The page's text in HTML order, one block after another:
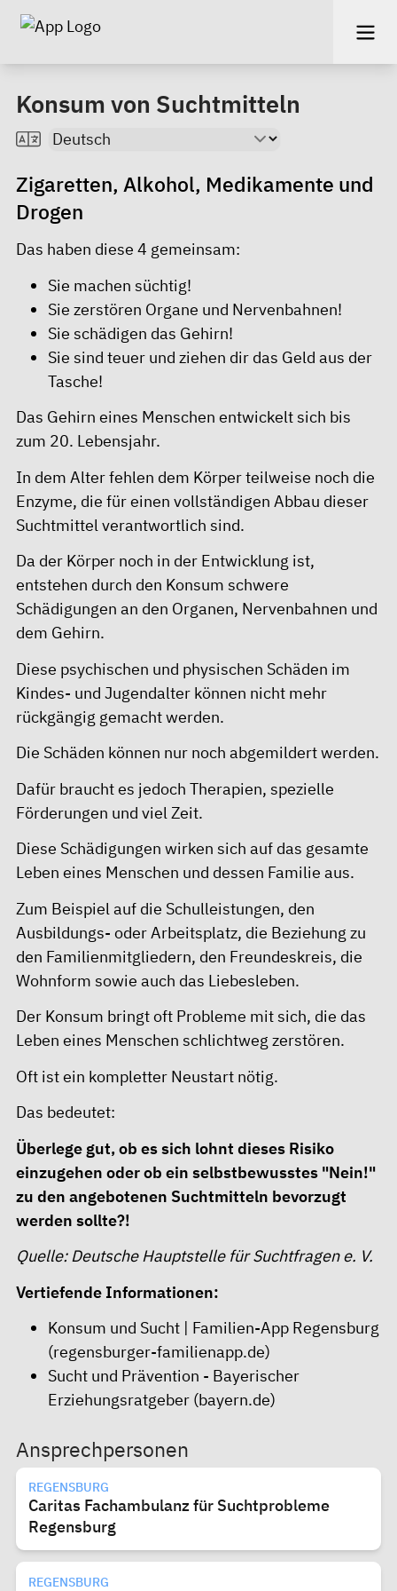
Konsum von Suchtmitteln
Zigaretten, Alkohol, Medikamente und
Drogen
Das haben diese 4 gemeinsam:
Sie machen süchtig!
Sie zerstören Organe und Nervenbahnen!
Sie schädigen das Gehirn!
Sie sind teuer und ziehen dir das Geld aus der
Tasche!
Das Gehirn eines Menschen entwickelt sich bis
zum 20. Lebensjahr.
In dem Alter fehlen dem Körper teilweise noch die
Enzyme, die für einen vollständigen Abbau dieser
Suchtmittel verantwortlich sind.
Da der Körper noch in der Entwicklung ist,
entstehen durch den Konsum schwere
Schädigungen an den Organen, Nervenbahnen und
dem Gehirn.
Diese psychischen und physischen Schäden im
Kindes- und Jugendalter können nicht mehr
rückgängig gemacht werden.
Die Schäden können nur noch abgemildert werden.
Dafür braucht es jedoch Therapien, spezielle
Förderungen und viel Zeit.
Diese Schädigungen wirken sich auf das gesamte
Leben eines Menschen und dessen Familie aus.
Zum Beispiel auf die Schulleistungen, den
Ausbildungs- oder Arbeitsplatz, die Beziehung zu
den Familienmitgliedern, den Freundeskreis, die
Wohnform sowie auch das Liebesleben.
Der Konsum bringt oft Probleme mit sich, die das
Leben eines Menschen schlichtweg zerstören.
Oft ist ein kompletter Neustart nötig.
Das bedeutet:
Überlege gut, ob es sich lohnt dieses Risiko
einzugehen oder ob ein selbstbewusstes "Nein!"
zu den angebotenen Suchtmitteln bevorzugt
werden sollte?!
Quelle: Deutsche Hauptstelle für Suchtfragen e. V.
Vertiefende Informationen:
Konsum und Sucht | Familien-App Regensburg
(regensburger-familienapp.de)
Sucht und Prävention - Bayerischer
Erziehungsratgeber (bayern.de)
Ansprechpersonen
REGENSBURG
Caritas Fachambulanz für Suchtprobleme
Regensburg
REGENSBURG